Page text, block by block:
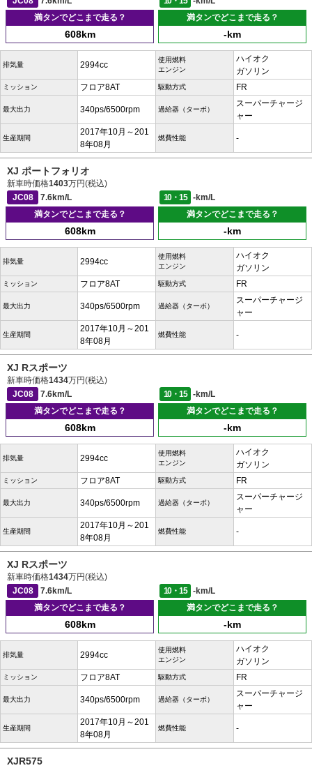
満タンでどこまで走る？
608km
満タンでどこまで走る？
-km
排気量 2994cc
使用燃料
エンジン
ハイオク
ガソリン
ミッション フロア8AT 駆動方式 FR
最大出力 340ps/6500rpm 過給器（ターボ）
スーパーチャージ
ャー
生産期間
2017年10月～201
8年08月
燃費性能 -
XJ ポートフォリオ
新車時価格1403万円(税込)
JC08
7.6km/L 10・15
-km/L
満タンでどこまで走る？
608km
満タンでどこまで走る？
-km
排気量 2994cc
使用燃料
エンジン
ハイオク
ガソリン
ミッション フロア8AT 駆動方式 FR
最大出力 340ps/6500rpm 過給器（ターボ）
スーパーチャージ
ャー
生産期間
2017年10月～201
8年08月
燃費性能 -
XJ Rスポーツ
新車時価格1434万円(税込)
JC08
7.6km/L 10・15
-km/L
満タンでどこまで走る？
608km
満タンでどこまで走る？
-km
排気量 2994cc
使用燃料
エンジン
ハイオク
ガソリン
ミッション フロア8AT 駆動方式 FR
最大出力 340ps/6500rpm 過給器（ターボ）
スーパーチャージ
ャー
生産期間
2017年10月～201
8年08月
燃費性能 -
XJ Rスポーツ
新車時価格1434万円(税込)
JC08
7.6km/L 10・15
-km/L
満タンでどこまで走る？
608km
満タンでどこまで走る？
-km
排気量 2994cc
使用燃料
エンジン
ハイオク
ガソリン
ミッション フロア8AT 駆動方式 FR
最大出力 340ps/6500rpm 過給器（ターボ）
スーパーチャージ
ャー
生産期間
2017年10月～201
8年08月
燃費性能 -
XJR575